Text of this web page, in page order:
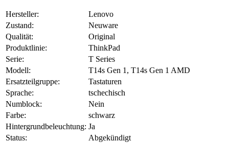
Hersteller:
Lenovo
Zustand:
Neuware
Qualität:
Original
Produktlinie:
ThinkPad
Serie:
T Series
Modell:
T14s Gen 1, T14s Gen 1 AMD
Ersatzteilgruppe:
Tastaturen
Sprache:
tschechisch
Numblock:
Nein
Farbe:
schwarz
Hintergrundbeleuchtung: Ja
Status:
Abgekündigt